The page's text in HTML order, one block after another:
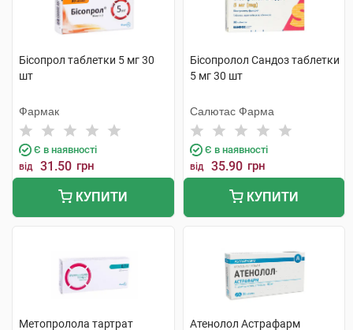
Бісопрол таблетки 5 мг 30
шт
Фармак
Є в наявності
від 31.50 грн
КУПИТИ
Бісопролол Сандоз таблетки
5 мг 30 шт
Салютас Фарма
Є в наявності
від 35.90 грн
КУПИТИ
Метопролола тартрат Атенолол Астрафарм